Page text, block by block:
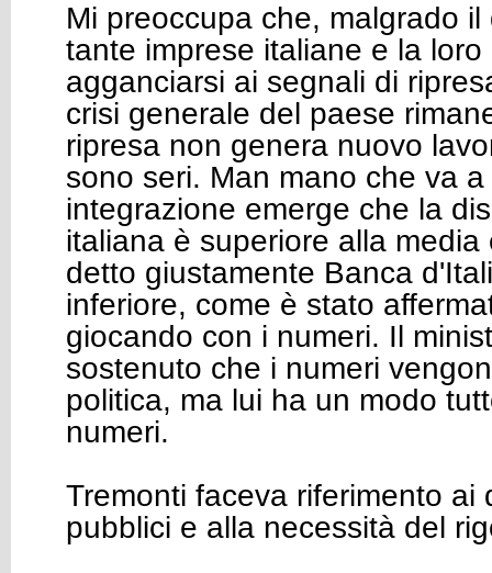
Mi preoccupa che, malgrado il
tante imprese italiane e la
agganciarsi ai segnali di
crisi generale del paese
ripresa non genera nuovo
sono seri. Man mano che va
integrazione emerge che la
italiana è superiore alla
detto giustamente Banca
inferiore, come è stato
giocando con i numeri. Il
sostenuto che i numeri
politica, ma lui ha un modo
numeri.
Tremonti faceva riferimento ai
pubblici e alla necessità del